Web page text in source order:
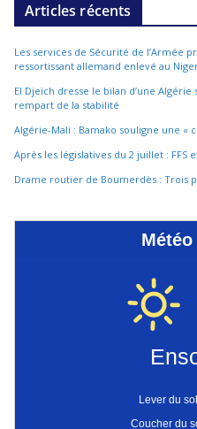
Articles récents
Les services de Sécurité de l’Armée
ressortissant allemand enlevé au
El Djeïch dresse le bilan d’une
rempart de la stabilité
Algérie-Mali : Bamako souligne une «
Après les législatives du 2 juillet : FFS
Drame routier de Boumerdès : Trois
Lever du
Coucher du